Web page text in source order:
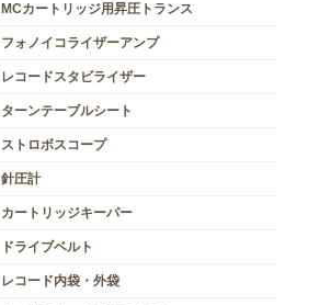
MCカートリッジ用昇圧トランス
フォノイコライザーアンプ
レコードスタビライザー
ターンテーブルシート
ストロボスコープ
針圧計
カートリッジキーパー
ドライブベルト
レコード内袋・外袋